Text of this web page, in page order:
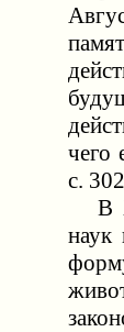
чего
с.
В
наук